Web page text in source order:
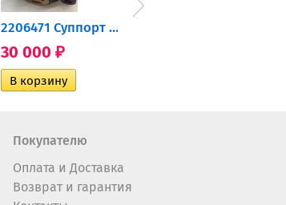
2206471 Суппорт тормозной...
30 000 ₽
Покупателю
Оплата и Доставка
Возврат и гарантия